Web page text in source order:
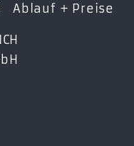
Ablauf + Preise